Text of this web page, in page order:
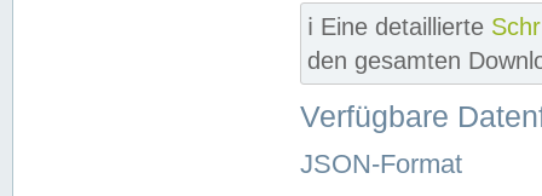
ℹ️ Eine detaillierte
den gesamten
Verfügbare
JSON-Format